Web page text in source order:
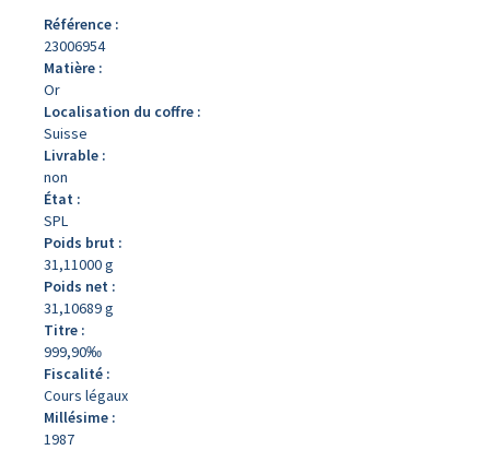
Référence :
23006954
Matière :
Or
Localisation du coffre :
Suisse
Livrable :
non
État :
SPL
Poids brut :
31,11000 g
Poids net :
31,10689 g
Titre :
999,90‰
Fiscalité :
Cours légaux
Millésime :
1987